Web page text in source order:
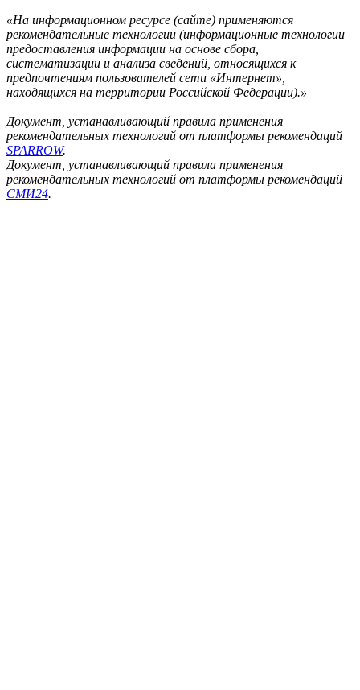
«На информационном ресурсе (сайте) применяются
рекомендательные технологии (информационные технологии
предоставления информации на основе сбора,
систематизации и анализа сведений, относящихся к
предпочтениям пользователей сети «Интернет»,
находящихся на территории Российской Федерации).»
Документ, устанавливающий правила применения
рекомендательных технологий от платформы рекомендаций
SPARROW.
Документ, устанавливающий правила применения
рекомендательных технологий от платформы рекомендаций
СМИ24.